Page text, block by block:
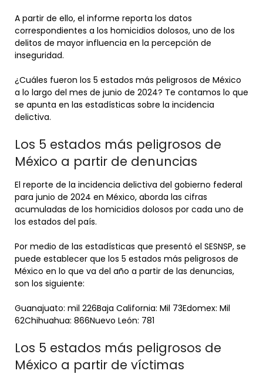
A partir de ello, el informe reporta los datos
correspondientes a los homicidios dolosos, uno de los
delitos de mayor influencia en la percepción de
inseguridad.
¿Cuáles fueron los 5 estados más peligrosos de México
a lo largo del mes de junio de 2024? Te contamos lo que
se apunta en las estadísticas sobre la incidencia
delictiva.
Los 5 estados más peligrosos de
México a partir de denuncias
El reporte de la incidencia delictiva del gobierno federal
para junio de 2024 en México, aborda las cifras
acumuladas de los homicidios dolosos por cada uno de
los estados del país.
Por medio de las estadísticas que presentó el SESNSP, se
puede establecer que los 5 estados más peligrosos de
México en lo que va del año a partir de las denuncias,
son los siguiente:
Guanajuato: mil 226Baja California: Mil 73Edomex: Mil
62Chihuahua: 866Nuevo León: 781
Los 5 estados más peligrosos de
México a partir de víctimas